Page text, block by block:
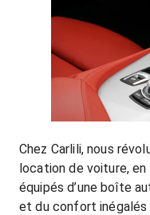
Chez Carlili, nous
location de voiture,
équipés d’une boîte
et du confort